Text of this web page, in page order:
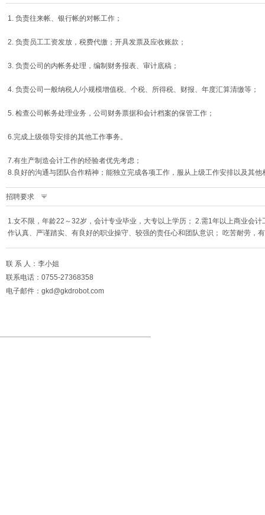
1. 负责往来帐、银行帐的对帐工作；
2. 负责员工工资发放，税费代缴；开具发票及应收账款；
3. 负责公司的内帐务处理，编制财务报表、审计底稿；
4. 负责公司一般纳税人/小规模增值税、个税、所得税、财报、年度汇算清缴等；
5. 检查公司帐务处理业务，公司财务票据和会计档案的保管工作；
6.完成上级领导安排的其他工作事务。
7.有生产制造会计工作的经验者优先考虑；
8.良好的沟通与团队合作精神；能独立完成各项工作，服从上级工作安排以及其他
招聘要求
1.女不限，年龄22～32岁，会计专业毕业，大专以上学历； 2.需1年以上商业会
作认真、严谨踏实、有良好的职业操守、较强的责任心和团队意识； 吃苦耐劳
联 系 人：李小姐
联系电话：0755-27368358
电子邮件：gkd@gkdrobot.com